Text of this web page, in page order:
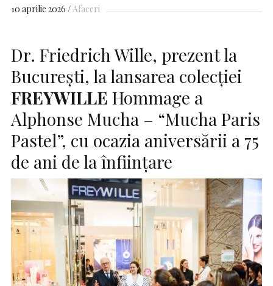
10 aprilie 2026 Afaceri
Dr. Friedrich Wille, prezent la
București, la lansarea colecției
FREYWILLE Hommage a
Alphonse Mucha – “Mucha Paris
Pastel”, cu ocazia aniversării a 75
de ani de la înființare